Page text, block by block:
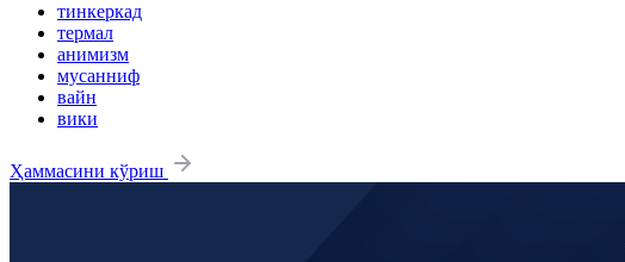
тинкеркад
термал
анимизм
мусанниф
вайн
вики
Ҳаммасини кўриш